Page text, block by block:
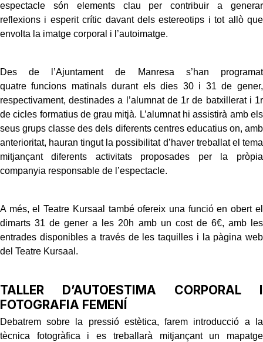
espectacle són elements clau per contribuir a generar
reflexions i esperit crític davant dels estereotips i tot allò que
envolta la imatge corporal i l’autoimatge.
Des de l’Ajuntament de Manresa s’han programat
quatre funcions matinals durant els dies 30 i 31 de gener,
respectivament, destinades a l’alumnat de 1r de batxillerat i 1r
de cicles formatius de grau mitjà. L’alumnat hi assistirà amb els
seus grups classe des dels diferents centres educatius on, amb
anterioritat, hauran tingut la possibilitat d’haver treballat el tema
mitjançant diferents activitats proposades per la pròpia
companyia responsable de l’espectacle.
A més, el Teatre Kursaal també ofereix una funció en obert el
dimarts 31 de gener a les 20h amb un cost de 6€, amb les
entrades disponibles a través de les taquilles i la pàgina web
del Teatre Kursaal.
TALLER D’AUTOESTIMA CORPORAL I
FOTOGRAFIA FEMENÍ
Debatrem sobre la pressió estètica, farem introducció a la
tècnica fotogràfica i es treballarà mitjançant un mapatge